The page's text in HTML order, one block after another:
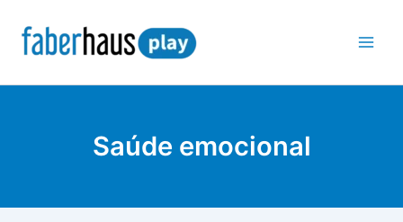
para
Saúde emocional